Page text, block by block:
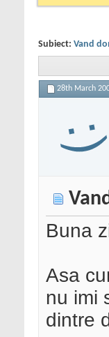
Subiect: Vand
28th March
Buna
Asa
nu imi
dintre